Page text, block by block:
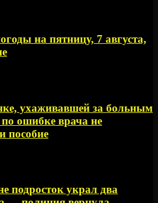
на пятницу, 7 августа,
ухаживавшей за больным
ошибке врача не
пособие
подросток украл два